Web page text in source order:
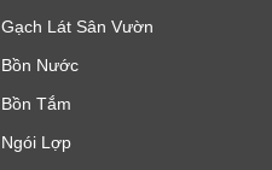
Gạch Lát Sân Vườn
Bồn Nước
Bồn Tắm
Ngói Lợp